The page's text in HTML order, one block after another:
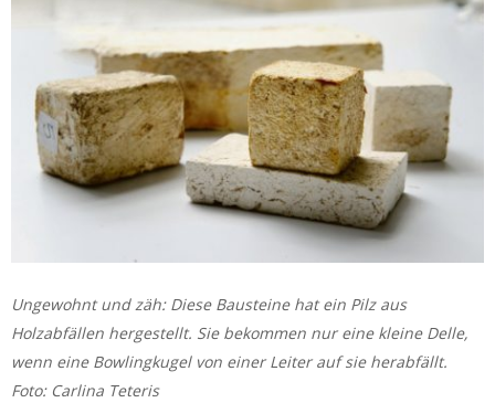
Ungewohnt und zäh: Diese Bausteine hat ein Pilz aus
Holzabfällen hergestellt. Sie bekommen nur eine kleine Delle,
wenn eine Bowlingkugel von einer Leiter auf sie herabfällt.
Foto: Carlina Teteris